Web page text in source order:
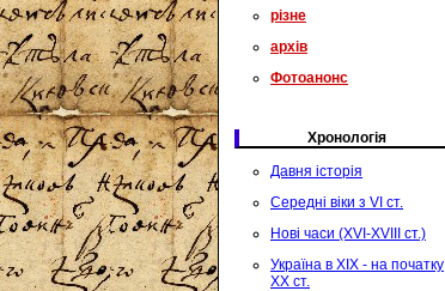
різне
архів
Фотоанонс
Хронологія
Давня історія
Середні віки з VI ст.
Нові часи (XVI-XVIII ст.)
Україна в XIX - на початку
XX ст.